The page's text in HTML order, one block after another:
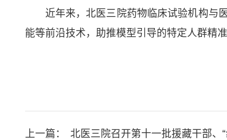
近年来，北医三院药物临床试验机构与
能等前沿技术，助推模型引导的特定人群精
上一篇： 北医三院召开第十一批援藏干部、